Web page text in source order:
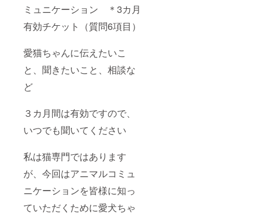
ミュニケーション ＊3カ月
有効チケット（質問6項目）
愛猫ちゃんに伝えたいこ
と、聞きたいこと、相談な
ど
３カ月間は有効ですので、
いつでも聞いてください
私は猫専門ではあります
が、今回はアニマルコミュ
ニケーションを皆様に知っ
ていただくために愛犬ちゃ